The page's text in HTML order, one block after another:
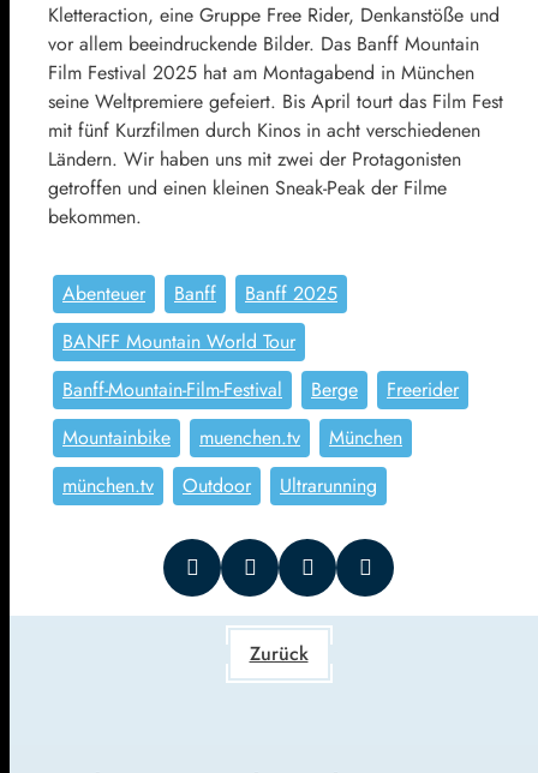
Kletteraction, eine Gruppe Free Rider, Denkanstöße und
vor allem beeindruckende Bilder. Das Banff Mountain
Film Festival 2025 hat am Montagabend in München
seine Weltpremiere gefeiert. Bis April tourt das Film Fest
mit fünf Kurzfilmen durch Kinos in acht verschiedenen
Ländern. Wir haben uns mit zwei der Protagonisten
getroffen und einen kleinen Sneak-Peak der Filme
bekommen.
Abenteuer Banff
Banff 2025
BANFF Mountain World Tour
Banff-Mountain-Film-Festival
Berge
Freerider
Mountainbike
muenchen.tv
München
münchen.tv
Outdoor Ultrarunning
Zurück